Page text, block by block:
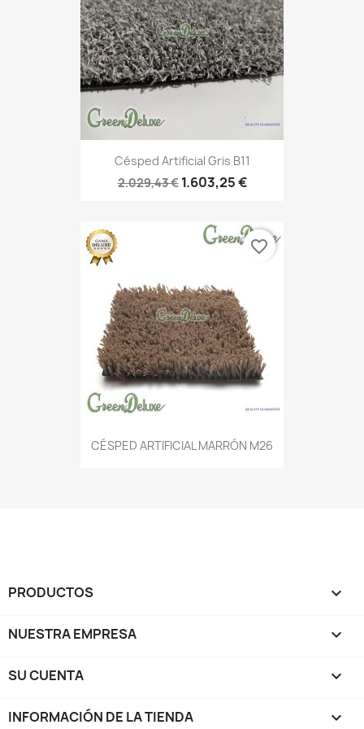
Césped Artificial Gris B11
2.029,43 € 1.603,25 €
CÉSPED ARTIFICIAL MARRÓN M26
favorite_border
PRODUCTOS 
NUESTRA EMPRESA 
SU CUENTA 
INFORMACIÓN DE LA TIENDA keyboard_arrow_down